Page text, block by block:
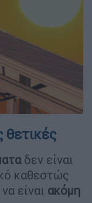
θετικές
δεν είναι
καθεστώς
είναι ακόμη